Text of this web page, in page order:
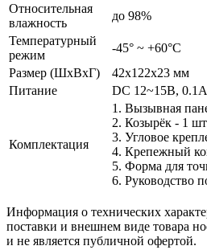
Относительная
влажность
до 98%
Температурный
режим
-45° ~ +60°С
Размер (ШxВxГ)
42x122x23 мм
Питание
DC 12~15В,
Комплектация
1. Вызывная
2. Козырёк - 1
3. Угловое
4. Крепежный
5. Форма для
6. Руководство
Информация о технических
поставки и внешнем виде товара
и не является публичной офертой.